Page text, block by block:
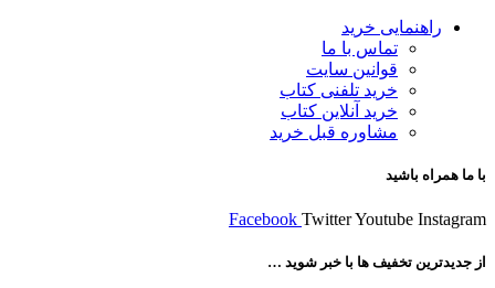
راهنمایی خرید
تماس با ما
قوانین سایت
خرید تلفنی کتاب
خرید آنلاین کتاب
مشاوره قبل خرید
با ما همراه باشید
Facebook TwitterYoutube Instagram
از جدیدترین تخفیف ها با خبر شوید …